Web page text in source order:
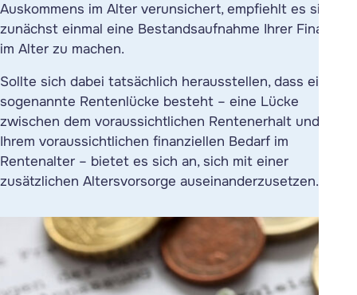
Auskommens im Alter verunsichert, empfiehlt es sich,
zunächst einmal eine Bestandsaufnahme Ihrer Finanzen
im Alter zu machen.
Sollte sich dabei tatsächlich herausstellen, dass eine
sogenannte Rentenlücke besteht – eine Lücke
zwischen dem voraussichtlichen Rentenerhalt und
Ihrem voraussichtlichen finanziellen Bedarf im
Rentenalter – bietet es sich an, sich mit einer
zusätzlichen Altersvorsorge auseinanderzusetzen.